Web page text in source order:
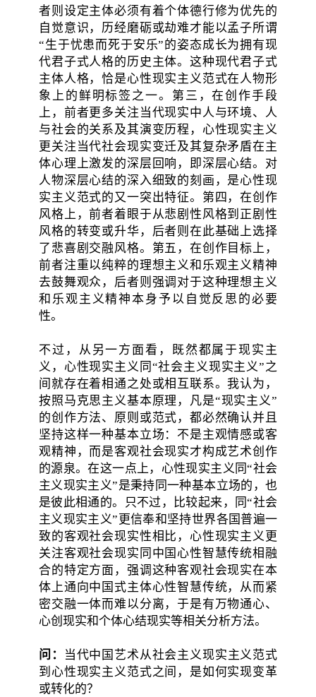
者则设定主体必须有着个体德行修为优先的
自觉意识，历经磨砺或劫难才能以孟子所谓
“生于忧患而死于安乐”的姿态成长为拥有现
代君子式人格的历史主体。这种现代君子式
主体人格，恰是心性现实主义范式在人物形
象上的鲜明标签之一。第三，在创作手段
上，前者更多关注当代现实中人与环境、人
与社会的关系及其演变历程，心性现实主义
更关注当代社会现实变迁及其复杂矛盾在主
体心理上激发的深层回响，即深层心结。对
人物深层心结的深入细致的刻画，是心性现
实主义范式的又一突出特征。第四，在创作
风格上，前者着眼于从悲剧性风格到正剧性
风格的转变或升华，后者则在此基础上选择
了悲喜剧交融风格。第五，在创作目标上，
前者注重以纯粹的理想主义和乐观主义精神
去鼓舞观众，后者则强调对于这种理想主义
和乐观主义精神本身予以自觉反思的必要
性。
不过，从另一方面看，既然都属于现实主
义，心性现实主义同“社会主义现实主义”之
间就存在着相通之处或相互联系。我认为，
按照马克思主义基本原理，凡是“现实主义”
的创作方法、原则或范式，都必然确认并且
坚持这样一种基本立场：不是主观情感或客
观精神，而是客观社会现实才构成艺术创作
的源泉。在这一点上，心性现实主义同“社会
主义现实主义”是秉持同一种基本立场的，也
是彼此相通的。只不过，比较起来，同“社会
主义现实主义”更信奉和坚持世界各国普遍一
致的客观社会现实性相比，心性现实主义更
关注客观社会现实同中国心性智慧传统相融
合的特定方面，强调这种客观社会现实在本
体上通向中国式主体心性智慧传统，从而紧
密交融一体而难以分离，于是有万物通心、
心创现实和个体心结现实等相关分析方法。
问：
当代中国艺术从社会主义现实主义范式
到心性现实主义范式之间，是如何实现变革
或转化的？